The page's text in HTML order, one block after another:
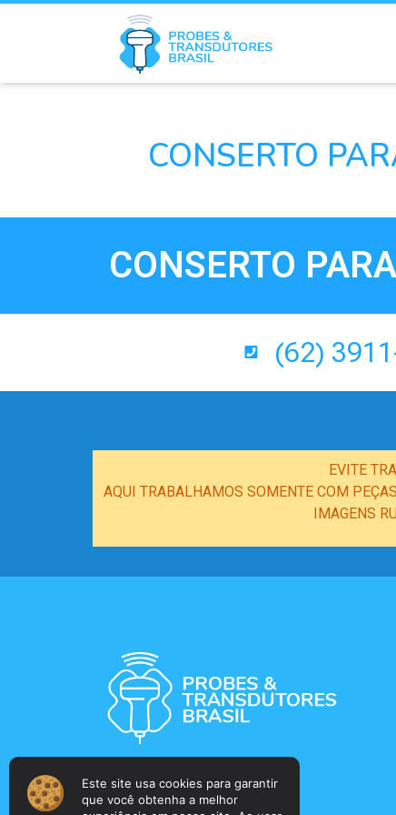
Este site usa cookies para garantir
que você obtenha a melhor
CONSERTO
CONSERTO
(62)
EVITE
AQUI TRABALHAMOS SOMENTE COM
IMAGENS